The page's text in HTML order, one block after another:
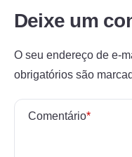
Deixe um
O seu endereço de e-
obrigatórios são
Comentário*